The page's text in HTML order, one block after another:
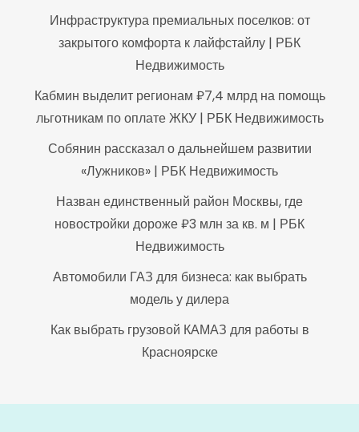
Инфраструктура премиальных поселков: от
закрытого комфорта к лайфстайлу | РБК
Недвижимость
Кабмин выделит регионам ₽7,4 млрд на помощь
льготникам по оплате ЖКУ | РБК Недвижимость
Собянин рассказал о дальнейшем развитии
«Лужников» | РБК Недвижимость
Назван единственный район Москвы, где
новостройки дороже ₽3 млн за кв. м | РБК
Недвижимость
Автомобили ГАЗ для бизнеса: как выбрать
модель у дилера
Как выбрать грузовой КАМАЗ для работы в
Красноярске